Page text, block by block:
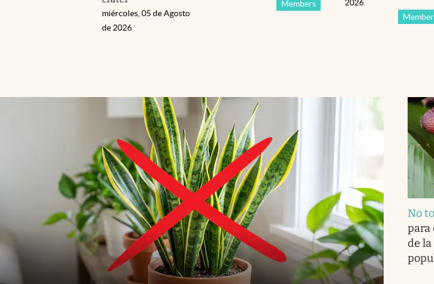
miércoles, 05 de Agosto
de 2026
Members
2026
No
para
de la